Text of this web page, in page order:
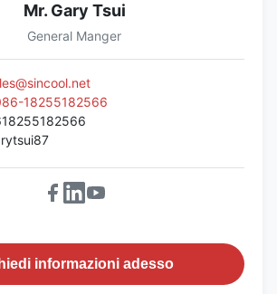
Mr. Gary Tsui
General Manger
18255182566
informazioni adesso